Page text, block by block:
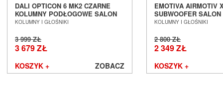
DALI OPTICON 6 MK2 CZARNE
KOLUMNY PODŁOGOWE SALON
POZNAŃ WROCŁAW
KOLUMNY I GŁOŚNIKI
3 999 ZŁ
3 679 ZŁ
KOSZYK + ZOBACZ
EMOTIVA AIRMOTIV
SUBWOOFER
WROCŁAW
KOLUMNY I GŁOŚNIKI
2 800 ZŁ
2 349 ZŁ
KOSZYK +